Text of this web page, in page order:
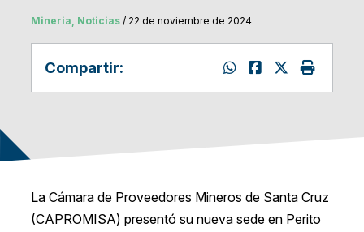
Mineria, Noticias/ 22 de noviembre de 2024
Compartir:
La Cámara de Proveedores Mineros de Santa Cruz
(CAPROMISA) presentó su nueva sede en Perito